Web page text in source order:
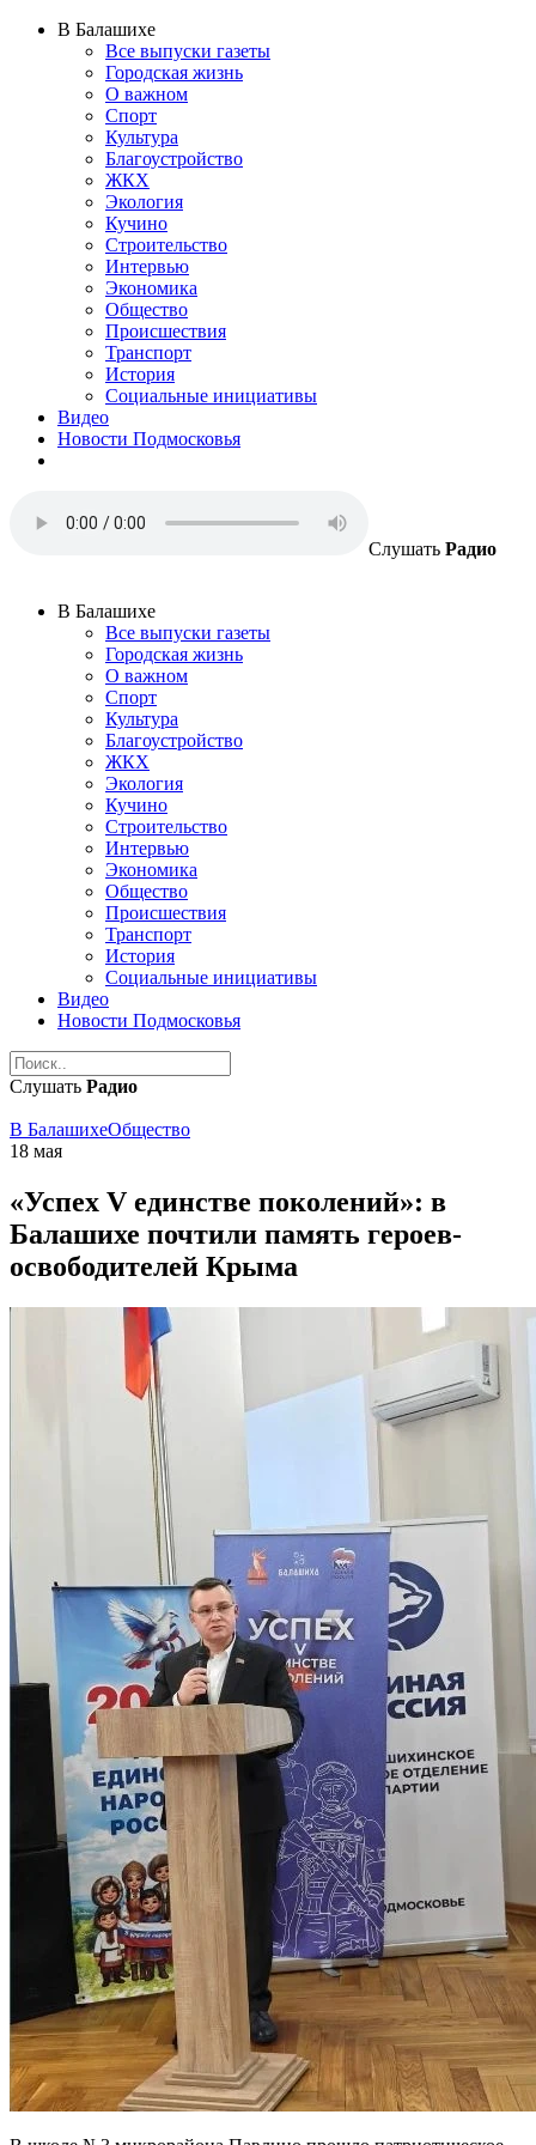
В Балашихе
Все выпуски газеты
Городская жизнь
О важном
Спорт
Культура
Благоустройство
ЖКХ
Экология
Кучино
Строительство
Интервью
Экономика
Общество
Происшествия
Транспорт
История
Социальные инициативы
Видео
Новости Подмосковья
Слушать Радио
В Балашихе
Все выпуски газеты
Городская жизнь
О важном
Спорт
Культура
Благоустройство
ЖКХ
Экология
Кучино
Строительство
Интервью
Экономика
Общество
Происшествия
Транспорт
История
Социальные инициативы
Видео
Новости Подмосковья
Слушать Радио
В БалашихеОбщество
18 мая
«Успех V единстве поколений»: в
Балашихе почтили память героев-
освободителей Крыма